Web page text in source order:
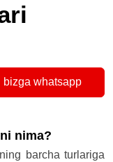
nima?
barcha turlariga
bizga whatsapp